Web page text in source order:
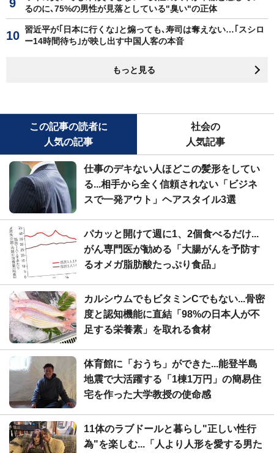
るのに､75%の男性が見落としている"臭い"の正体
習近平が｢日本に行くな｣と煽っても､寿司は奪えない…｢スシロ
ー14時間待ち｣が映し出す中国人客の本音
もっと見る
この記事の読者に
人気の記事
社会の
人気記事
仕事のデキない人ほどこの髪形をしてい
る...相手から全く信頼されない「ビジネ
スで一発アウト」ヘアスタイル3選
パカッと開けて週に1、2個食べるだけ...
がん専門医が勧める「大腸がんを予防す
るオメガ脂肪酸たっぷり食品」
カルシウムでもビタミンCでもない...骨密
度と認知機能に直結「98%の日本人が不
足する栄養素」を取れる食材
体育館に「おうち」ができた...能登半島
地震で大活躍する「1棟1万円」の簡易住
宅を作った大学教授の使命感
11体のラブドールと暮らし"正しい性行
為"を楽しむ...「人より人形を愛する男た